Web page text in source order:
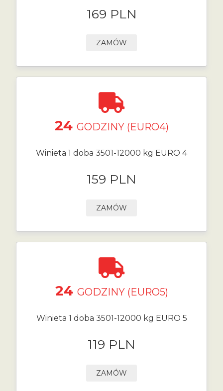
169 PLN
ZAMÓW
24 GODZINY (EURO4)
Winieta 1 doba 3501-12000 kg EURO 4
159 PLN
ZAMÓW
24 GODZINY (EURO5)
Winieta 1 doba 3501-12000 kg EURO 5
119 PLN
ZAMÓW